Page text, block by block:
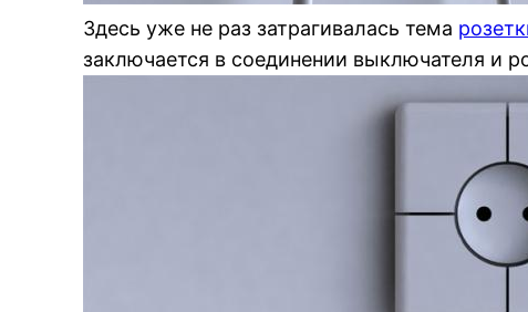
Здесь уже не раз затрагивалась тема
заключается в соединении выключателя и